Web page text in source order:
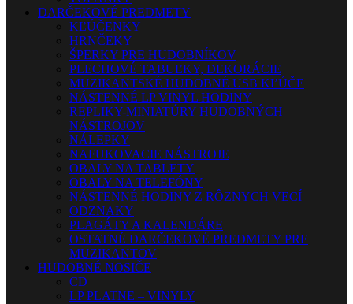
DARČEKOVÉ PREDMETY
KĽÚČENKY
HRNČEKY
ŠPERKY PRE HUDOBNÍKOV
PLECHOVÉ TABUĽKY, DEKORÁCIE
MUZIKANTSKÉ HUDOBNÉ USB KĽÚČE
NÁSTENNÉ LP VINYL HODINY
REPLIKY-MINIATÚRY HUDOBNÝCH
NÁSTROJOV
NÁLEPKY
NAFUKOVACIE NÁSTROJE
OBALY NA TABLETY
OBALY NA TELEFÓNY
NÁSTENNÉ HODINY Z RÔZNYCH VECÍ
ODZNAKY
PLAGÁTY A KALENDÁRE
OSTATNÉ DARČEKOVÉ PREDMETY PRE
MUZIKANTOV
HUDOBNÉ NOSIČE
CD
LP PLATNE – VINYLY